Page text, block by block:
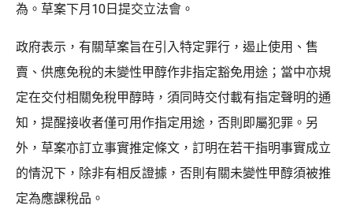
為。草案下月10日提交立法會。
政府表示，有關草案旨在引入特定罪行，遏止使用、售
賣、供應免稅的未變性甲醇作非指定豁免用途；當中亦規
定在交付相關免稅甲醇時，須同時交付載有指定聲明的通
知，提醒接收者僅可用作指定用途，否則即屬犯罪。另
外，草案亦訂立事實推定條文，訂明在若干指明事實成立
的情況下，除非有相反證據，否則有關未變性甲醇須被推
定為應課稅品。